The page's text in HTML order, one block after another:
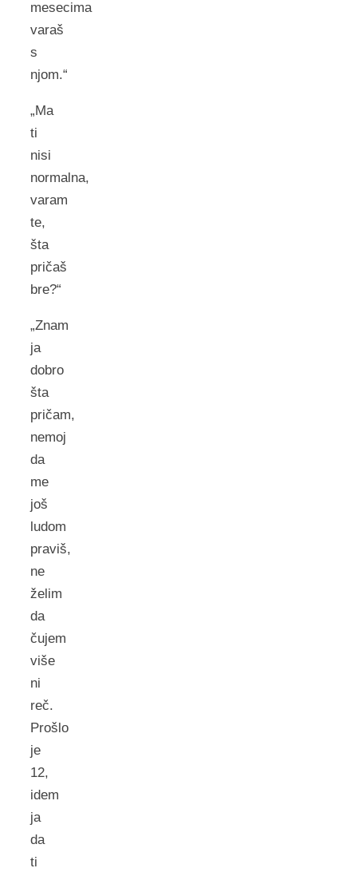
mesecima
varaš
s
njom.“
„Ma
ti
nisi
normalna,
varam
te,
šta
pričaš
bre?“
„Znam
ja
dobro
šta
pričam,
nemoj
da
me
još
ludom
praviš,
ne
želim
da
čujem
više
ni
reč.
Prošlo
je
12,
idem
ja
da
ti